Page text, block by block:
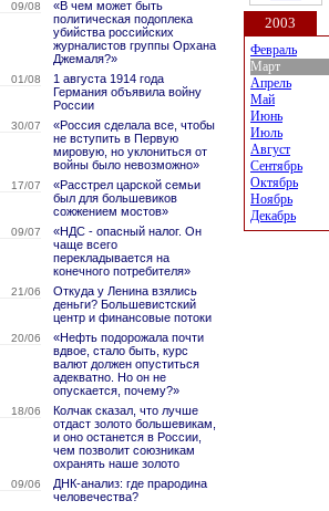
09/08
«В чем может быть
политическая подоплека
убийства российских
журналистов группы Орхана
Джемаля?»
01/08
1 августа 1914 года
Германия объявила войну
России
30/07
«Россия сделала все, чтобы
не вступить в Первую
мировую, но уклониться от
войны было невозможно»
17/07
«Расстрел царской семьи
был для большевиков
сожжением мостов»
09/07
«НДС - опасный налог. Он
чаще всего
перекладывается на
конечного потребителя»
21/06
Откуда у Ленина взялись
деньги? Большевистский
центр и финансовые потоки
20/06
«Нефть подорожала почти
вдвое, стало быть, курс
валют должен опуститься
адекватно. Но он не
опускается, почему?»
18/06
Колчак сказал, что лучше
отдаст золото большевикам,
и оно останется в России,
чем позволит союзникам
охранять наше золото
09/06
ДНК-анализ: где прародина
человечества?
2003
Февраль
Март
Апрель
Май
Июнь
Июль
Август
Сентябрь
Октябрь
Ноябрь
Декабрь